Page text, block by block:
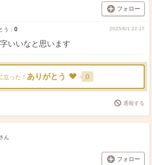
フォロー
う： 0 2025/6/1 22:17
いいなと思います
立った！ ありがとう 0
通報する
ん
フォロー